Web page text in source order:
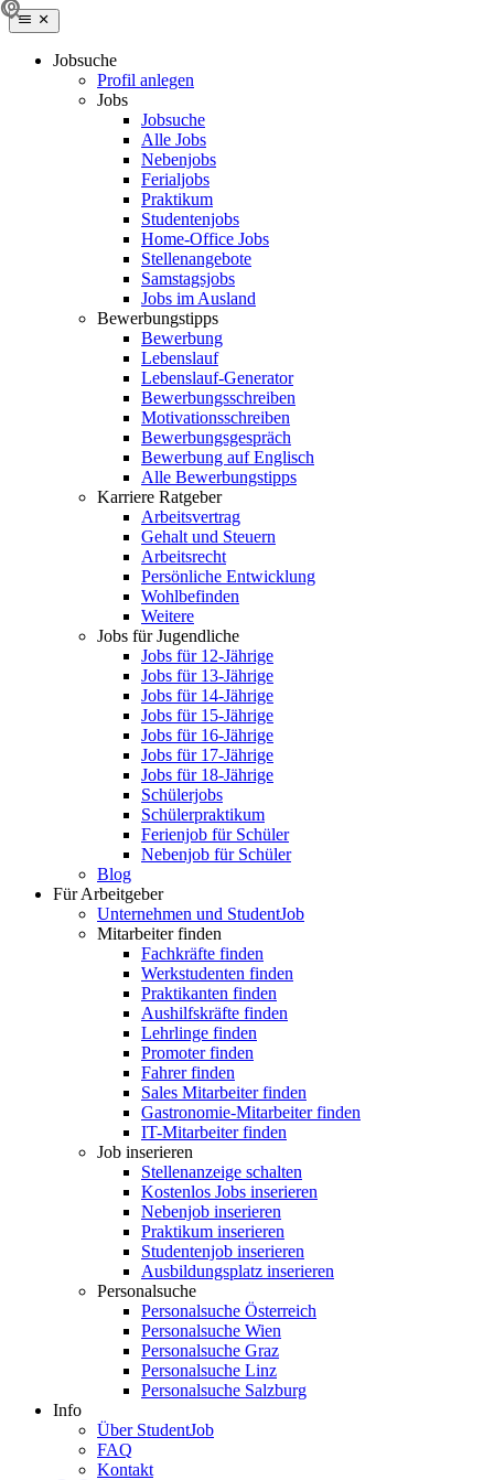
Jobsuche
Profil anlegen
Jobs
Jobsuche
Alle Jobs
Nebenjobs
Ferialjobs
Praktikum
Studentenjobs
Home-Office Jobs
Stellenangebote
Samstagsjobs
Jobs im Ausland
Bewerbungstipps
Bewerbung
Lebenslauf
Lebenslauf-Generator
Bewerbungsschreiben
Motivationsschreiben
Bewerbungsgespräch
Bewerbung auf Englisch
Alle Bewerbungstipps
Karriere Ratgeber
Arbeitsvertrag
Gehalt und Steuern
Arbeitsrecht
Persönliche Entwicklung
Wohlbefinden
Weitere
Jobs für Jugendliche
Jobs für 12-Jährige
Jobs für 13-Jährige
Jobs für 14-Jährige
Jobs für 15-Jährige
Jobs für 16-Jährige
Jobs für 17-Jährige
Jobs für 18-Jährige
Schülerjobs
Schülerpraktikum
Ferienjob für Schüler
Nebenjob für Schüler
Blog
Für Arbeitgeber
Unternehmen und StudentJob
Mitarbeiter finden
Fachkräfte finden
Werkstudenten finden
Praktikanten finden
Aushilfskräfte finden
Lehrlinge finden
Promoter finden
Fahrer finden
Sales Mitarbeiter finden
Gastronomie-Mitarbeiter finden
IT-Mitarbeiter finden
Job inserieren
Stellenanzeige schalten
Kostenlos Jobs inserieren
Nebenjob inserieren
Praktikum inserieren
Studentenjob inserieren
Ausbildungsplatz inserieren
Personalsuche
Personalsuche Österreich
Personalsuche Wien
Personalsuche Graz
Personalsuche Linz
Personalsuche Salzburg
Info
Über StudentJob
FAQ
Kontakt